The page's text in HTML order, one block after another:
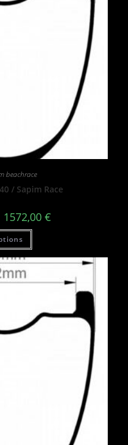
beachrace
/ Sapim Race
1572,00 €